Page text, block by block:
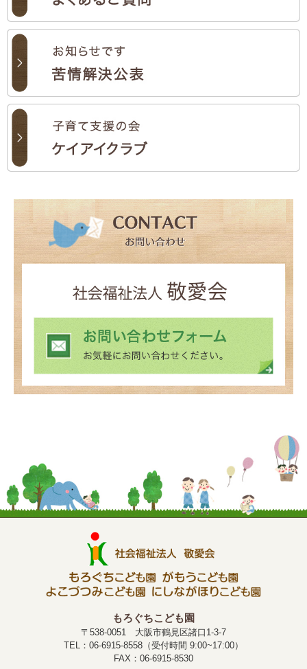
もろぐちこども園
〒538-0051 大阪市鶴見区諸口1-3-7
TEL：06-6915-8558（受付時間 9:00~17:00）
FAX：06-6915-8530